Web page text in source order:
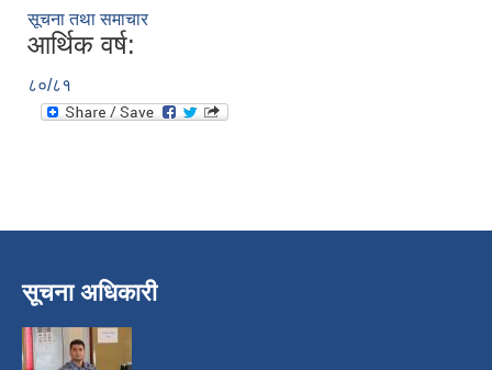
सूचना तथा समाचार
आर्थिक वर्ष:
८०/८१
सूचना अधिकारी